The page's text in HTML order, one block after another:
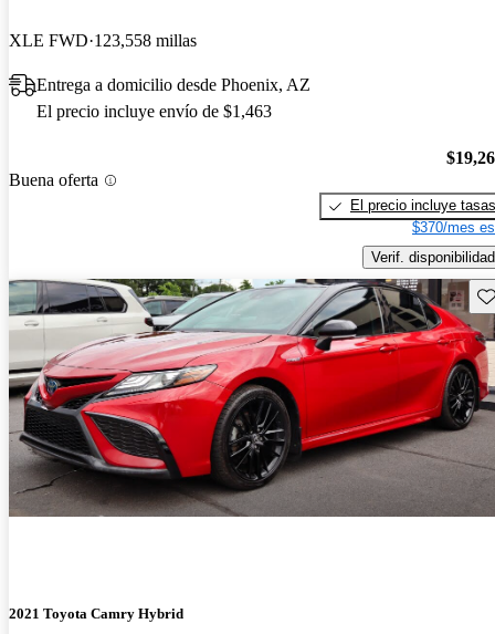
XLE FWD 123,558 millas
Entrega a domicilio desde Phoenix, AZ
El precio incluye envío de $1,463
Buena oferta
El precio incluye tasas
$370/mes
Verif. disponibilidad
2021 Toyota Camry Hybrid